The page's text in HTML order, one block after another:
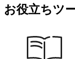
お役立ちツ